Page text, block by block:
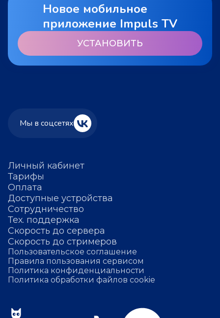
Новое мобильное
приложение Impuls TV
УСТАНОВИТЬ
Личный кабинет
Тарифы
Оплата
Доступные устройства
Сотрудничество
Тех. поддержка
Скорость до сервера
Скорость до стримеров
Пользовательское соглашение
Правила пользования сервисом
Политика конфиденциальности
Политика обработки файлов cookie
Мы в соцсетях